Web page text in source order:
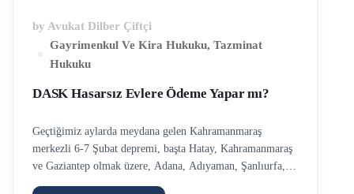
by Avukat Dilber Çiftçi
Gayrimenkul Ve Kira Hukuku, Tazminat
Hukuku
DASK Hasarsız Evlere Ödeme Yapar mı?
Geçtiğimiz aylarda meydana gelen Kahramanmaraş
merkezli 6-7 Şubat depremi, başta Hatay, Kahramanmaraş
ve Gaziantep olmak üzere, Adana, Adıyaman, Şanlıurfa,